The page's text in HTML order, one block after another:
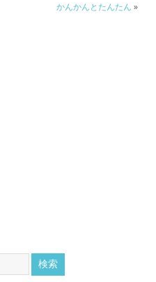
かんかんとたんたん »